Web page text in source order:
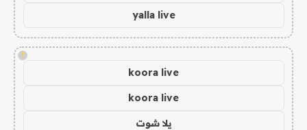
yalla live
!
koora live
koora live
يلا شوت